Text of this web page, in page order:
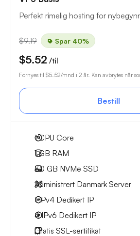
Perfekt rimelig hosting for
$9.19 Spar 40%
$5.52 /til
Fornyes til $5.52/mnd i 2 år. Kan avbrytes når
Bestill
1CPU Core
1 GB RAM
30 GB NVMe SSD
Administrert Danmark Server
1 IPv4 Dedikert IP
4 IPv6 Dedikert IP
Gratis SSL-sertifikat